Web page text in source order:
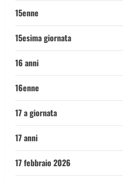
15enne
15esima giornata
16 anni
16enne
17 a giornata
17 anni
17 febbraio 2026